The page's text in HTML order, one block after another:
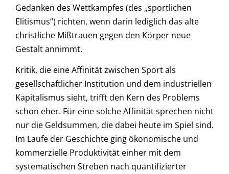
Gedanken des Wettkampfes (des „sportlichen
Elitismus“) richten, wenn darin lediglich das alte
christliche Mißtrauen gegen den Körper neue
Gestalt annimmt.
Kritik, die eine Affinität zwischen Sport als
gesellschaftlicher Institution und dem industriellen
Kapitalismus sieht, trifft den Kern des Problems
schon eher. Für eine solche Affinität sprechen nicht
nur die Geldsummen, die dabei heute im Spiel sind.
Im Laufe der Geschichte ging ökonomische und
kommerzielle Produktivität einher mit dem
systematischen Streben nach quantifizierter